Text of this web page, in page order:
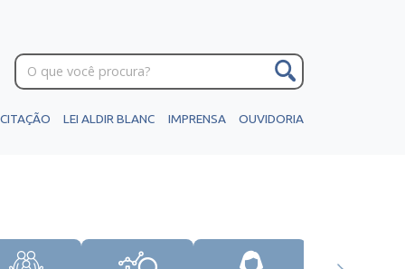
LEI ALDIR BLANC IMPRENSA OUVIDORIA